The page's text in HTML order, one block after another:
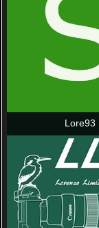
Lore93